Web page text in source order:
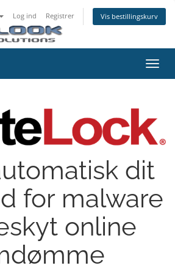
Log ind Registrer Vis bestillingskurv
Skift
dit
for malware
online